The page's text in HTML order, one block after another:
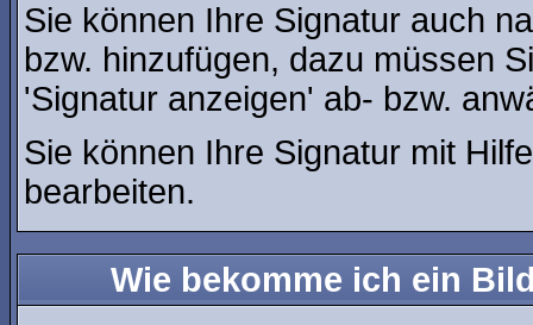
Sie können Ihre Signatur auch
bzw. hinzufügen, dazu müssen
'Signatur anzeigen' ab- bzw.
Sie können Ihre Signatur mit
bearbeiten.
Wie bekomme ich ein